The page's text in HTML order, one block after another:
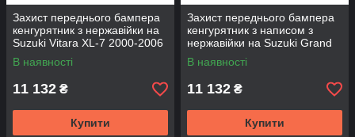
Захист переднього бампера
кенгурятник з нержавійки на
Suzuki Vitara XL-7 2000-2006
В наявності
11 132 ₴
Купити
Захист переднього бампера
кенгурятник з написом з
нержавійки на Suzuki Grand
Vitara XL-7 2000-2006
В наявності
11 132 ₴
Купити